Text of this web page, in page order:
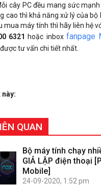
cây PC đều mang sức
cao thì khả năng xử lý của bộ
mua máy tính thì hãy liên hệ
6321 hoặc inboxfanpage
tư vấn chi tiết nhất.
này:
QUAN
Bộ máy tính chạy
GIẢ LẬP điện thoại
Mobile]
24-09-2020, 1:52 pm